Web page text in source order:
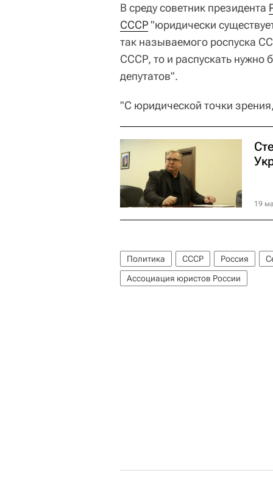
В среду советник президента
СССР "юридически
так называемого роспуска
СССР, то и распускать
депутатов".
"С юридической точки
19
Политика СССР Россия
Ассоциация юристов России